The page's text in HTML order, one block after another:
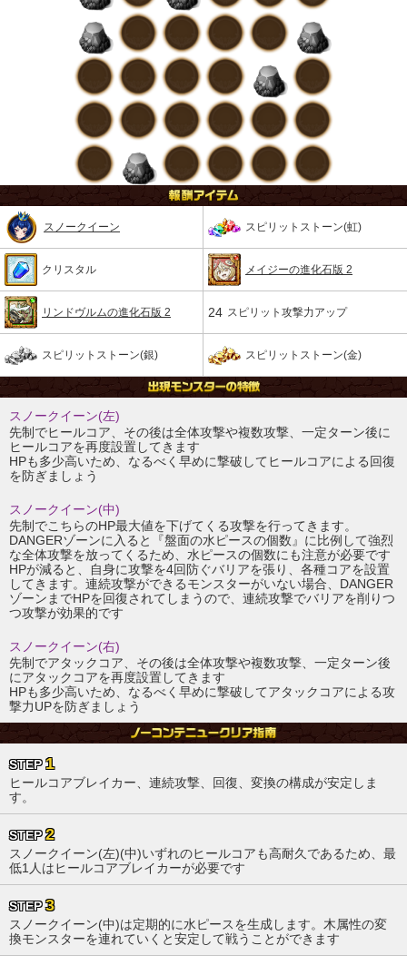
スノークイーン スピリットストーン(虹)
クリスタル メイジーの進化石版 2
リンドヴルムの進化石版 2 24 スピリット攻撃力アップ
スピリットストーン(銀) スピリットストーン(金)
スノークイーン(左)
先制でヒールコア、その後は全体攻撃や複数攻撃、一定ターン後に
ヒールコアを再度設置してきます
HPも多少高いため、なるべく早めに撃破してヒールコアによる回復
を防ぎましょう
スノークイーン(中)
先制でこちらのHP最大値を下げてくる攻撃を行ってきます。
DANGERゾーンに入ると『盤面の水ピースの個数』に比例して強烈
な全体攻撃を放ってくるため、水ピースの個数にも注意が必要です
HPが減ると、自身に攻撃を4回防ぐバリアを張り、各種コアを設置
してきます。連続攻撃ができるモンスターがいない場合、DANGER
ゾーンまでHPを回復されてしまうので、連続攻撃でバリアを削りつ
つ攻撃が効果的です
スノークイーン(右)
先制でアタックコア、その後は全体攻撃や複数攻撃、一定ターン後
にアタックコアを再度設置してきます
HPも多少高いため、なるべく早めに撃破してアタックコアによる攻
撃力UPを防ぎましょう
STEP1
ヒールコアブレイカー、連続攻撃、回復、変換の構成が安定しま
す。
STEP2
スノークイーン(左)(中)いずれのヒールコアも高耐久であるため、最
低1人はヒールコアブレイカーが必要です
STEP3
スノークイーン(中)は定期的に水ピースを生成します。木属性の変
換モンスターを連れていくと安定して戦うことができます